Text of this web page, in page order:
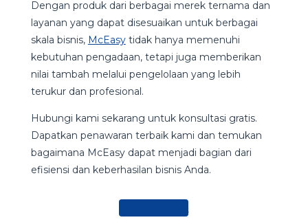
Dengan produk dari berbagai merek ternama dan
layanan yang dapat disesuaikan untuk berbagai
skala bisnis, McEasytidak hanya memenuhi
kebutuhan pengadaan, tetapi juga memberikan
nilai tambah melalui pengelolaan yang lebih
terukur dan profesional.
Hubungi kami sekarang untuk konsultasi gratis.
Dapatkan penawaran terbaik kami dan temukan
bagaimana McEasy dapat menjadi bagian dari
efisiensi dan keberhasilan bisnis Anda.